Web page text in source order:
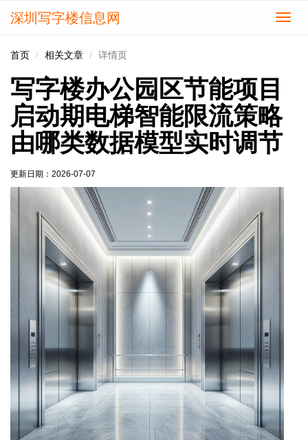
切
深圳写字楼信息网
首页 相关文章 详情页
写字楼办公园区节能项目
启动期电梯智能限流策略
由哪类数据模型实时调节
更新日期： 2026-07-07